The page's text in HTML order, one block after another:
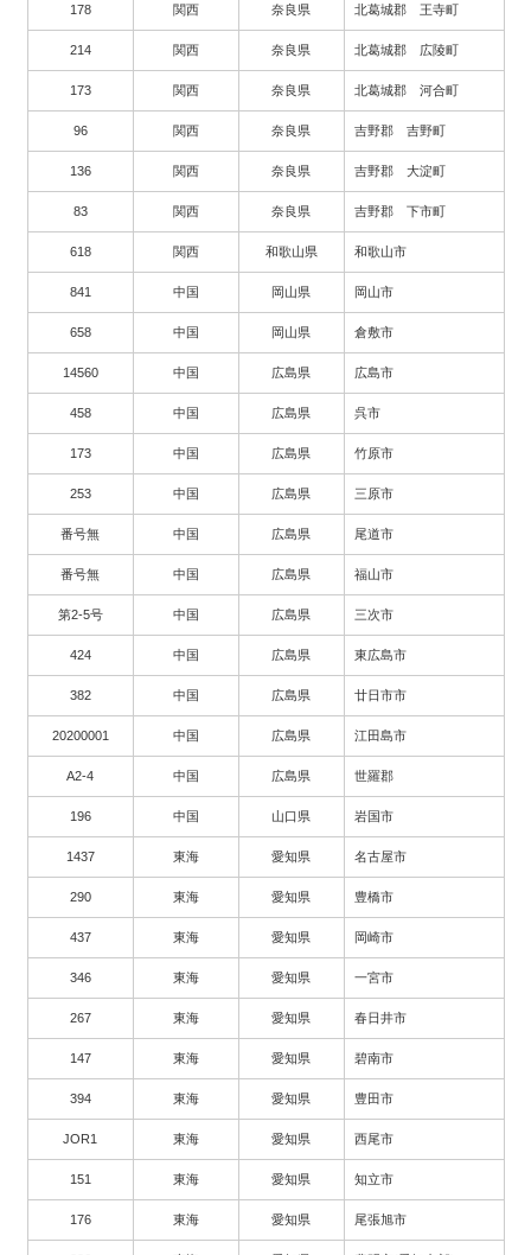
178 関西 奈良県 北葛城郡 王寺町
214 関西 奈良県 北葛城郡 広陵町
173 関西 奈良県 北葛城郡 河合町
96 関西 奈良県 吉野郡 吉野町
136 関西 奈良県 吉野郡 大淀町
83 関西 奈良県 吉野郡 下市町
618 関西 和歌山県 和歌山市
841 中国 岡山県 岡山市
658 中国 岡山県 倉敷市
14560 中国 広島県 広島市
458 中国 広島県 呉市
173 中国 広島県 竹原市
253 中国 広島県 三原市
番号無 中国 広島県 尾道市
番号無 中国 広島県 福山市
第2-5号 中国 広島県 三次市
424 中国 広島県 東広島市
382 中国 広島県 廿日市市
20200001 中国 広島県 江田島市
A2-4 中国 広島県 世羅郡
196 中国 山口県 岩国市
1437 東海 愛知県 名古屋市
290 東海 愛知県 豊橋市
437 東海 愛知県 岡崎市
346 東海 愛知県 一宮市
267 東海 愛知県 春日井市
147 東海 愛知県 碧南市
394 東海 愛知県 豊田市
JOR1 東海 愛知県 西尾市
151 東海 愛知県 知立市
176 東海 愛知県 尾張旭市